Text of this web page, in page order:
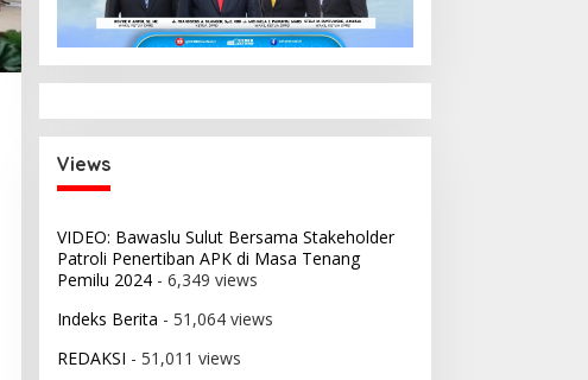
Views
VIDEO: Bawaslu Sulut Bersama Stakeholder
Patroli Penertiban APK di Masa Tenang
Pemilu 2024- 6,349 views
Indeks Berita - 51,064 views
REDAKSI - 51,011 views